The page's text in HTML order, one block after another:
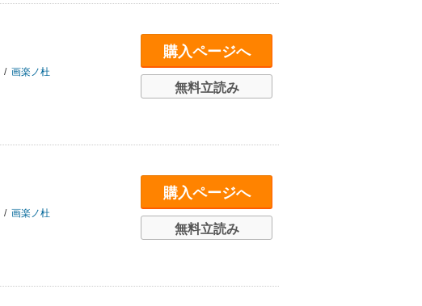
/ 画楽ノ杜
購入ページへ
無料立読み
/ 画楽ノ杜
購入ページへ
無料立読み